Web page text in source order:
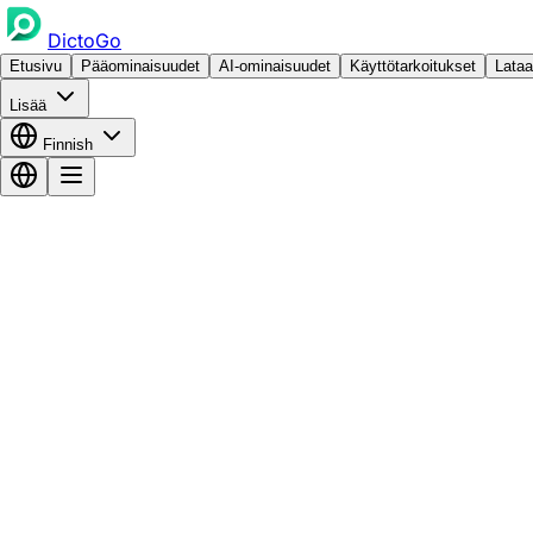
DictoGo
Etusivu Pääominaisuudet AI-ominaisuudet Käyttötarkoitukset Lataa
Lisää
Finnish